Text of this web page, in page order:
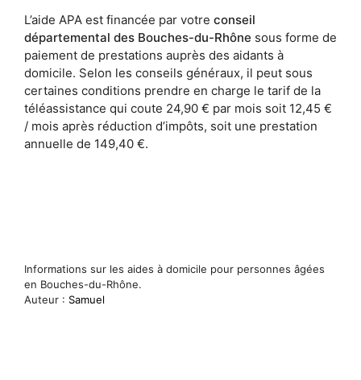
L’aide APA est financée par votre conseil
départemental des Bouches-du-Rhône sous forme de
paiement de prestations auprès des aidants à
domicile. Selon les conseils généraux, il peut sous
certaines conditions prendre en charge le tarif de la
téléassistance qui coute 24,90 € par mois soit 12,45 €
/ mois après réduction d’impôts, soit une prestation
annuelle de 149,40 €.
Informations sur les aides à domicile pour personnes âgées
en Bouches-du-Rhône.
Auteur : Samuel